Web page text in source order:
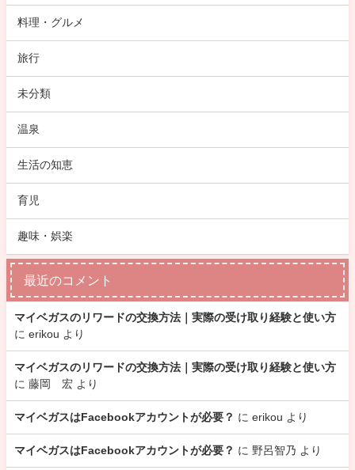
料理・グルメ
旅行
未分類
温泉
生活の知恵
育児
趣味・娯楽
最近のコメント
マイベガスのリワードの交換方法｜実際の受け取り経験と使い方
に erikou より
マイベガスのリワードの交換方法｜実際の受け取り経験と使い方
に 藤岡 宏 より
マイベガスはFacebookアカウントが必要？ に erikou より
マイベガスはFacebookアカウントが必要？ に 野呂智乃 より